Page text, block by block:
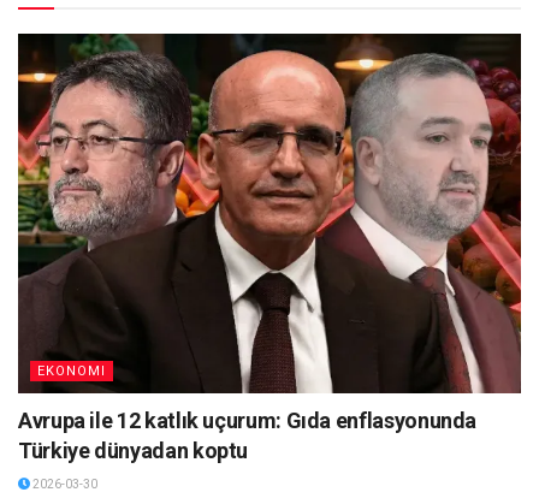
EKONOMI
Avrupa ile 12 katlık uçurum: Gıda enflasyonunda
Türkiye dünyadan koptu
2026-03-30